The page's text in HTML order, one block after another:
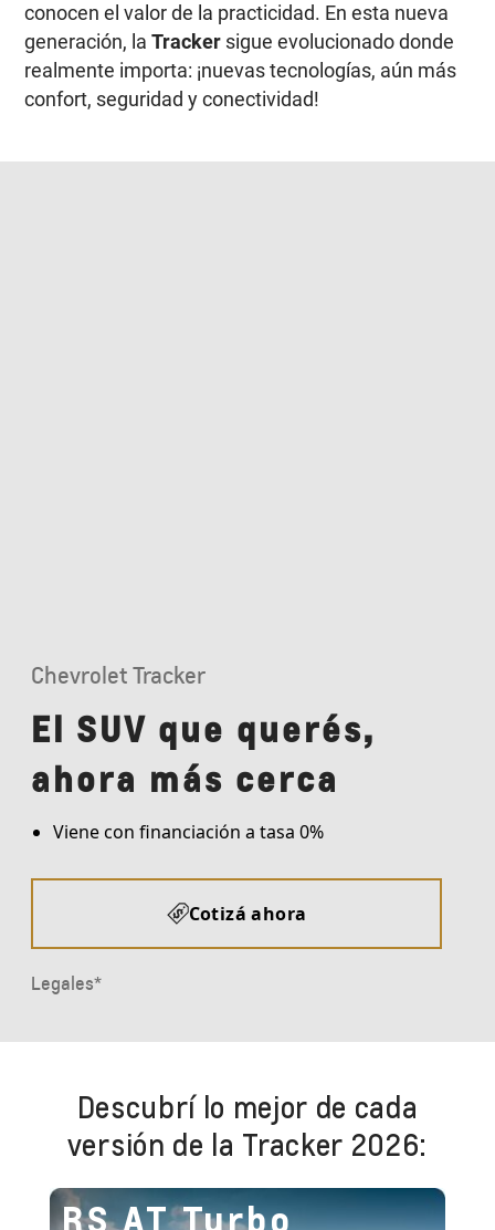
conocen el valor de la practicidad. En esta nueva
generación, laTracker sigue evolucionado donde
realmente importa: ¡nuevas tecnologías, aún más
confort, seguridad y conectividad!
Descubrí lo mejor de cada
versión de la Tracker 2026:
RS AT Turbo